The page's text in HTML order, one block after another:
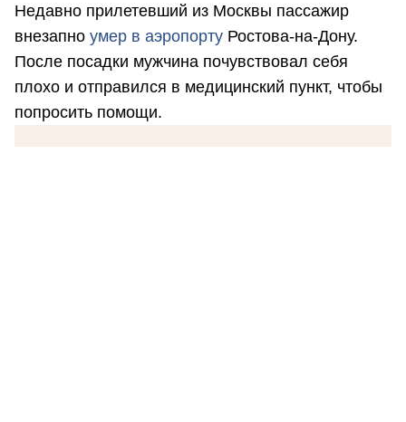
Недавно прилетевший из Москвы пассажир
внезапно умер в аэропорту Ростова-на-Дону.
После посадки мужчина почувствовал себя
плохо и отправился в медицинский пункт, чтобы
попросить помощи.